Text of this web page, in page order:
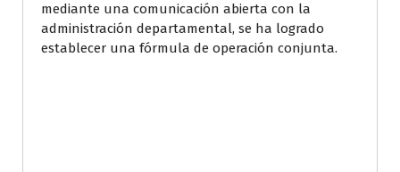
mediante una comunicación abierta con la
administración departamental, se ha logrado
establecer una fórmula de operación conjunta.